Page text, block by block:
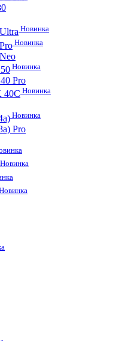
Новинка
Новинка
Новинка
Pro
40C Новинка
Новинка
Pro
Новинка